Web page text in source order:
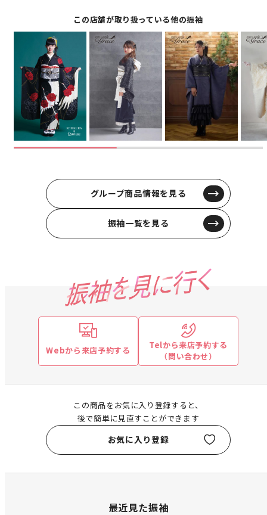
この店舗が取り扱っている他の振袖
グループ商品情報を見る
振袖一覧を見る
Webから来店予約する
Telから来店予約する
（問い合わせ）
この商品をお気に入り登録すると、
後で簡単に見直すことができます
お気に入り登録
最近見た振袖